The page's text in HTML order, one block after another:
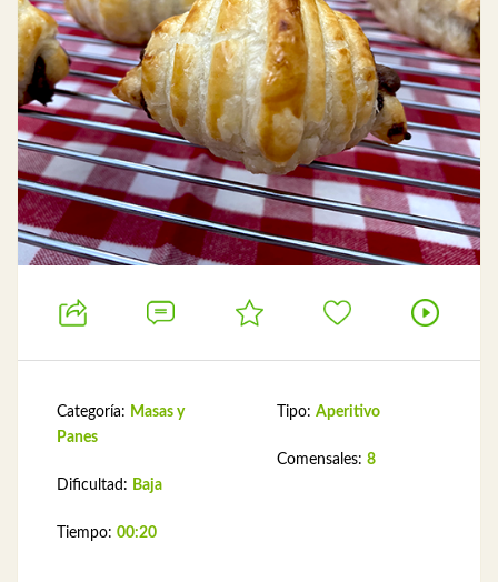
Categoría: Masas y
Panes
Dificultad: Baja
Tiempo: 00:20
Tipo: Aperitivo
Comensales: 8